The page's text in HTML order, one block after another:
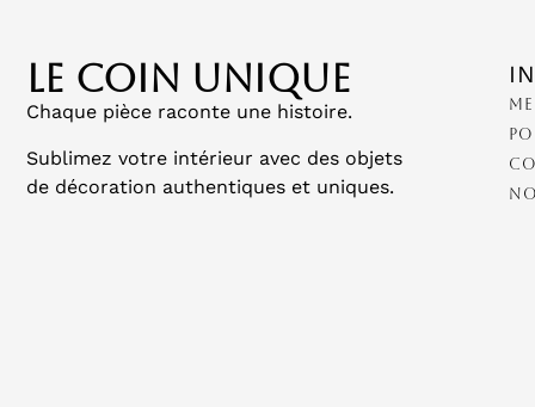
LE COIN UNIQUE
Chaque pièce raconte une histoire.
Sublimez votre intérieur avec des objets
de décoration authentiques et uniques.